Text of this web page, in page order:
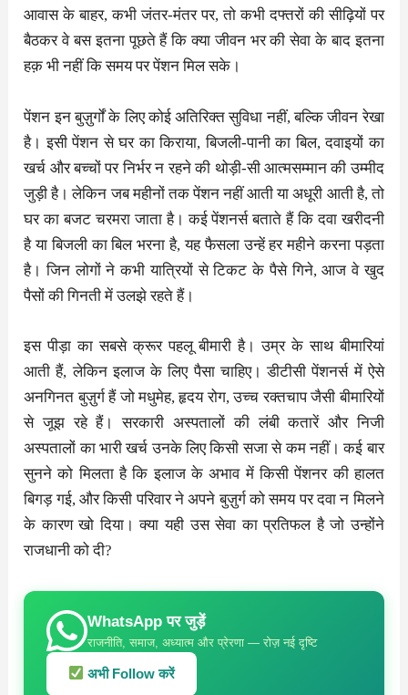
आवास के बाहर, कभी जंतर-मंतर पर, तो कभी दफ्तरों की सीढ़ियों पर
बैठकर वे बस इतना पूछते हैं कि क्या जीवन भर की सेवा के बाद इतना
हक़ भी नहीं कि समय पर पेंशन मिल सके।
पेंशन इन बुज़ुर्गों के लिए कोई अतिरिक्त सुविधा नहीं, बल्कि जीवन रेखा
है। इसी पेंशन से घर का किराया, बिजली-पानी का बिल, दवाइयों का
खर्च और बच्चों पर निर्भर न रहने की थोड़ी-सी आत्मसम्मान की उम्मीद
जुड़ी है। लेकिन जब महीनों तक पेंशन नहीं आती या अधूरी आती है, तो
घर का बजट चरमरा जाता है। कई पेंशनर्स बताते हैं कि दवा खरीदनी
है या बिजली का बिल भरना है, यह फैसला उन्हें हर महीने करना पड़ता
है। जिन लोगों ने कभी यात्रियों से टिकट के पैसे गिने, आज वे खुद
पैसों की गिनती में उलझे रहते हैं।
इस पीड़ा का सबसे क्रूर पहलू बीमारी है। उम्र के साथ बीमारियां
आती हैं, लेकिन इलाज के लिए पैसा चाहिए। डीटीसी पेंशनर्स में ऐसे
अनगिनत बुज़ुर्ग हैं जो मधुमेह, हृदय रोग, उच्च रक्तचाप जैसी बीमारियों
से जूझ रहे हैं। सरकारी अस्पतालों की लंबी कतारें और निजी
अस्पतालों का भारी खर्च उनके लिए किसी सजा से कम नहीं। कई बार
सुनने को मिलता है कि इलाज के अभाव में किसी पेंशनर की हालत
बिगड़ गई, और किसी परिवार ने अपने बुज़ुर्ग को समय पर दवा न मिलने
के कारण खो दिया। क्या यही उस सेवा का प्रतिफल है जो उन्होंने
राजधानी को दी?
WhatsApp पर जुड़ें
राजनीति, समाज, अध्यात्म और प्रेरणा — रोज़ नई दृष्टि
अभी Follow करें